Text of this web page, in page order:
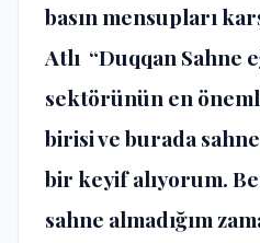
basın mensupları
Atlı “Duqqan Sahne
sektörünün en
birisi ve burada
bir keyif alıyorum.
sahne almadığım